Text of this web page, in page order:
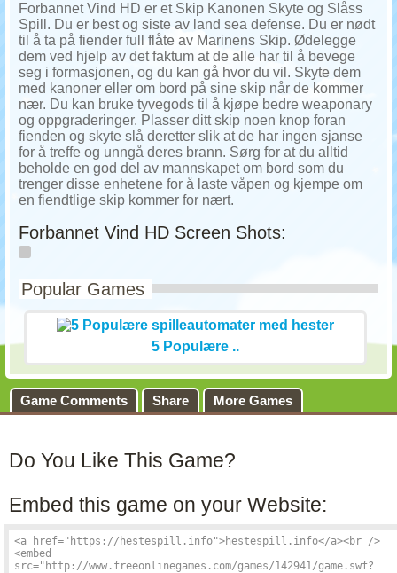
Forbannet Vind HD er et Skip Kanonen Skyte og Slåss
Spill. Du er best og siste av land sea defense. Du er nødt
til å ta på fiender full flåte av Marinens Skip. Ødelegge
dem ved hjelp av det faktum at de alle har til å bevege
seg i formasjonen, og du kan gå hvor du vil. Skyte dem
med kanoner eller om bord på sine skip når de kommer
nær. Du kan bruke tyvegods til å kjøpe bedre weaponary
og oppgraderinger. Plasser ditt skip noen knop foran
fienden og skyte slå deretter slik at de har ingen sjanse
for å treffe og unngå deres brann. Sørg for at du alltid
beholde en god del av mannskapet om bord som du
trenger disse enhetene for å laste våpen og kjempe om
en fiendtlige skip kommer for nært.
Forbannet Vind HD Screen Shots:
Popular Games
5 Populære ..
Game Comments Share More Games
Do You Like This Game?
Embed this game on your Website: